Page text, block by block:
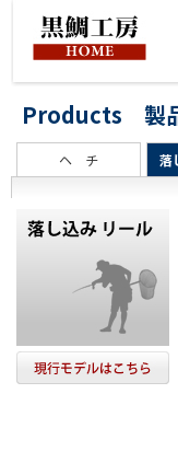
Products 製
ヘ チ 落